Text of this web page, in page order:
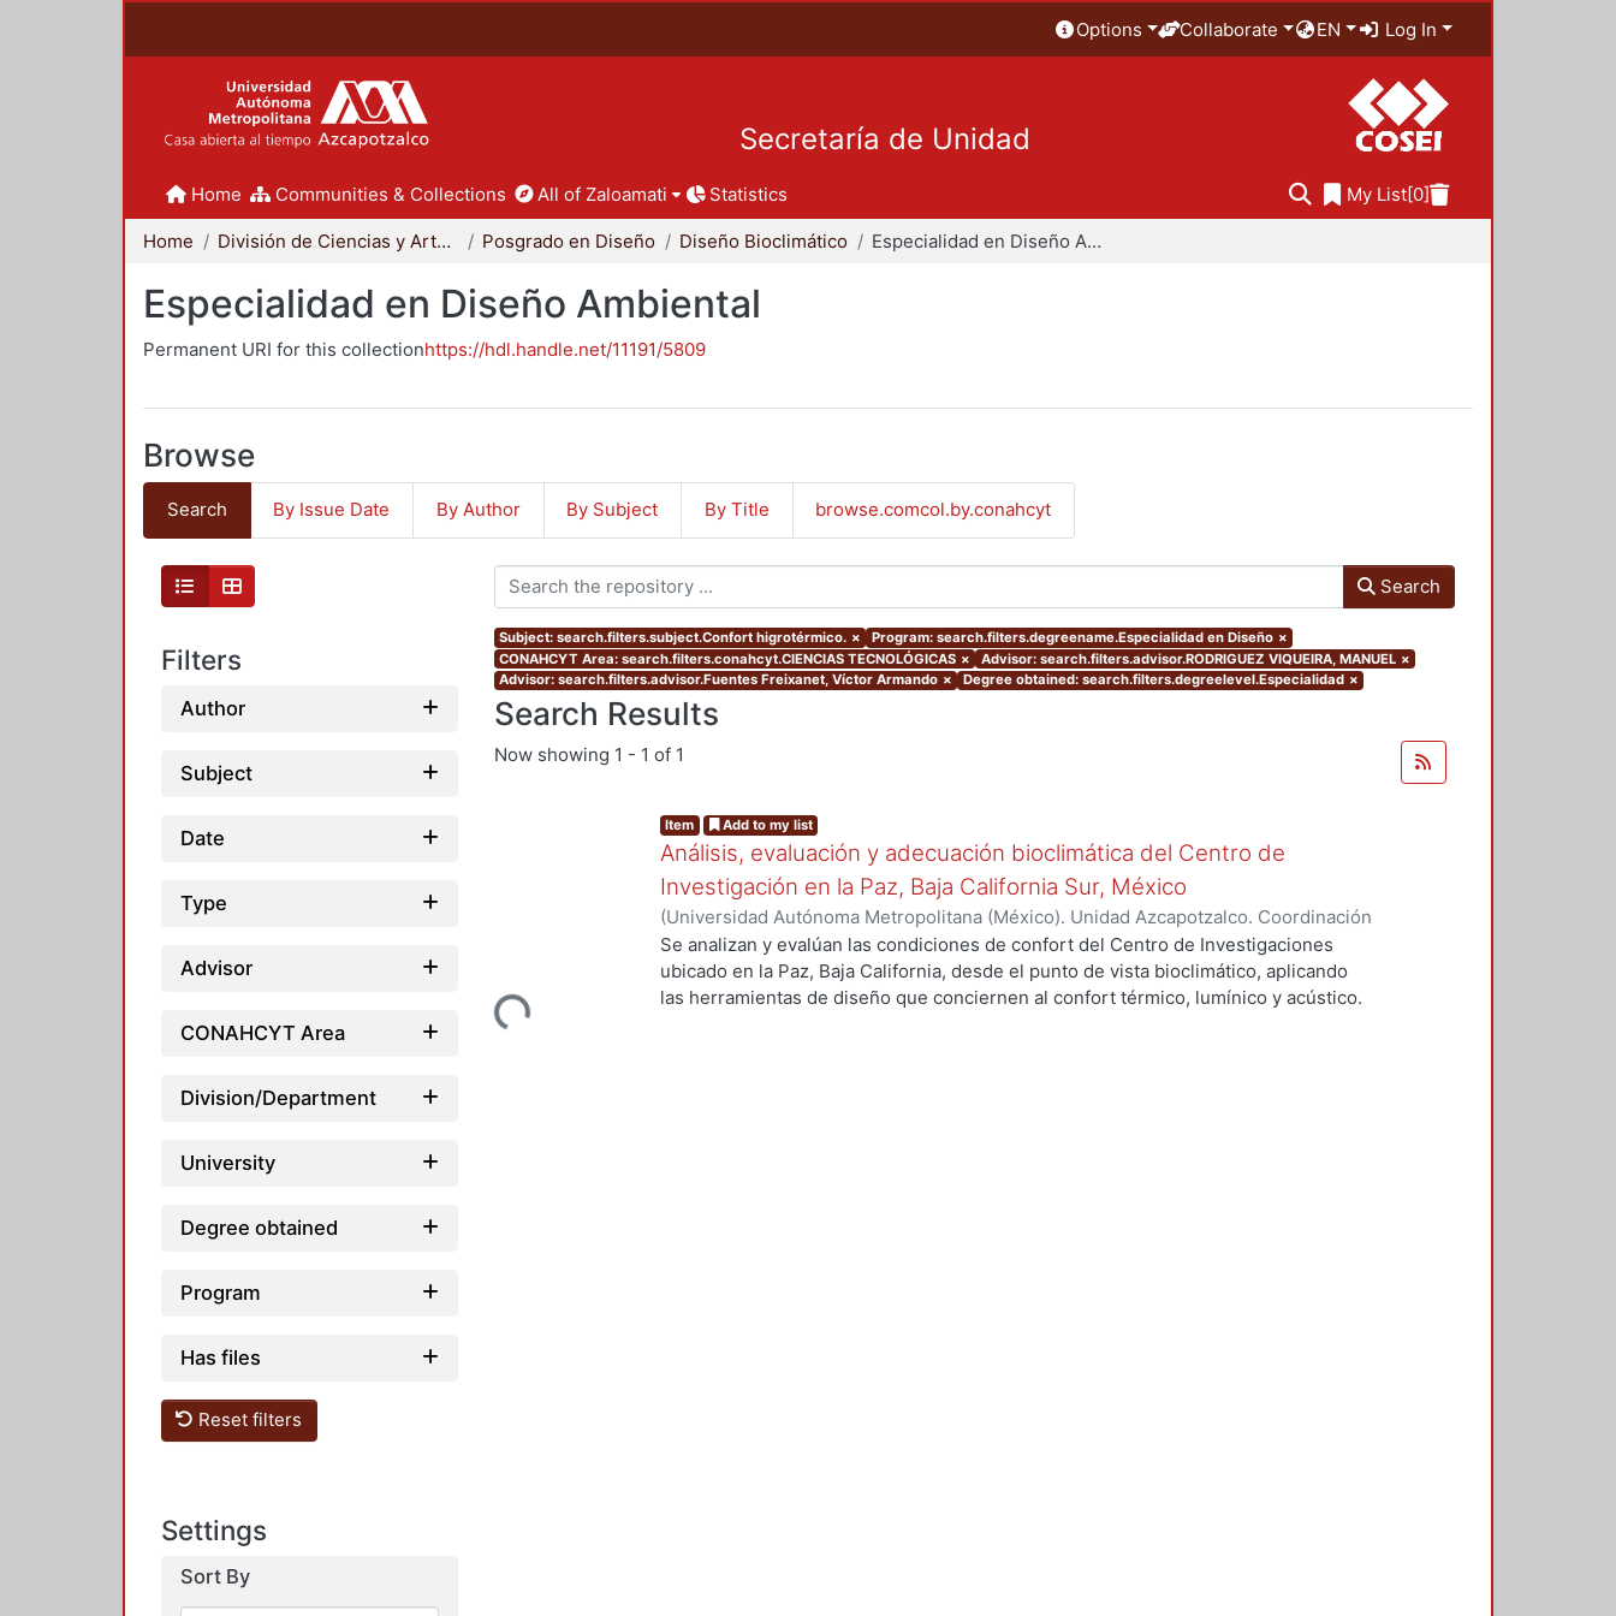
Options Collaborate EN Log In
Secretaría de Unidad
Home Communities & Collections All of Zaloamati Statistics My List[0]
Home División de Ciencias y Artes para el Diseño Posgrado en Diseño Diseño Bioclimático Especialidad en Diseño Ambiental
Especialidad en Diseño Ambiental
Permanent URI for this collectionhttps://hdl.handle.net/11191/5809
Browse
Search By Issue Date By Author By Subject By Title browse.comcol.by.conahcyt
Filters
Author
Subject
Date
Type
Advisor
CONAHCYT Area
Division/Department
University
Degree obtained
Program
Has files
Reset filters
Settings
Sort By
Search
Subject: search.filters.subject.Confort higrotérmico. × Program: search.filters.degreename.Especialidad en Diseño ×
CONAHCYT Area: search.filters.conahcyt.CIENCIAS TECNOLÓGICAS × Advisor: search.filters.advisor.RODRIGUEZ VIQUEIRA, MANUEL ×
Advisor: search.filters.advisor.Fuentes Freixanet, Víctor Armando × Degree obtained: search.filters.degreelevel.Especialidad ×
Search Results
Now showing 1 - 1 of 1
Loading...
Item Add to my list
Análisis, evaluación y adecuación bioclimática del Centro de
Investigación en la Paz, Baja California Sur, México
(Universidad Autónoma Metropolitana (México). Unidad Azcapotzalco. Coordinación
de Servicios de Información.,1999-12 )García Tavera, José Luis
Se analizan y evalúan las condiciones de confort del Centro de Investigaciones
ubicado en la Paz, Baja California, desde el punto de vista bioclimático, aplicando
las herramientas de diseño que conciernen al confort térmico, lumínico y acústico.